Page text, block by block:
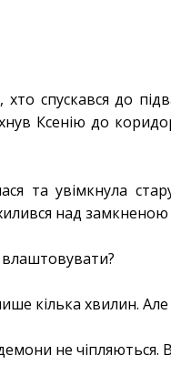
спускався до
Ксенію до
та увімкнула
над
кілька хвилин.
не чіпляються.